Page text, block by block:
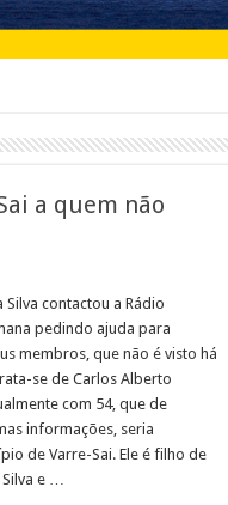
a quem não
contactou a Rádio
pedindo ajuda para
membros, que não é visto há
se de Carlos Alberto
com 54, que de
informações, seria
de Varre-Sai. Ele é filho de
e …